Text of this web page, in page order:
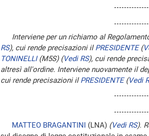
Interviene per un richiamo al
RS), cui rende precisazioni ilPRESIDENTE (
TONINELLI(M5S) (Vedi RS), cui rende
altresì all'ordine. Interviene nuovamente il
cui rende precisazioni ilPRESIDENTE (Vedi
MATTEO BRAGANTINI (LNA) (Vedi RS).